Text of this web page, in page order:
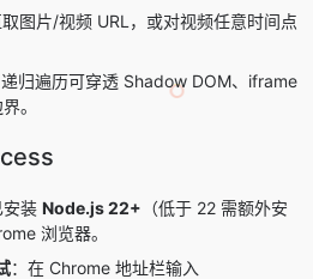
图片/视频 URL，或对视频任意时间点
归遍历可穿透 Shadow DOM、iframe
。
装 Node.js 22+ （低于 22 需额外安
浏览器。
：在 Chrome 地址栏输入